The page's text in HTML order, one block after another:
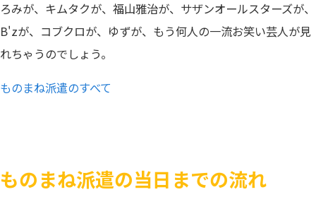
ろみが、キムタクが、福山雅治が、サザンオールスターズが、
B'zが、コブクロが、ゆずが、もう何人の一流お笑い芸人が見
れちゃうのでしょう。
ものまね派遣のすべて
ものまね派遣の当日までの流れ